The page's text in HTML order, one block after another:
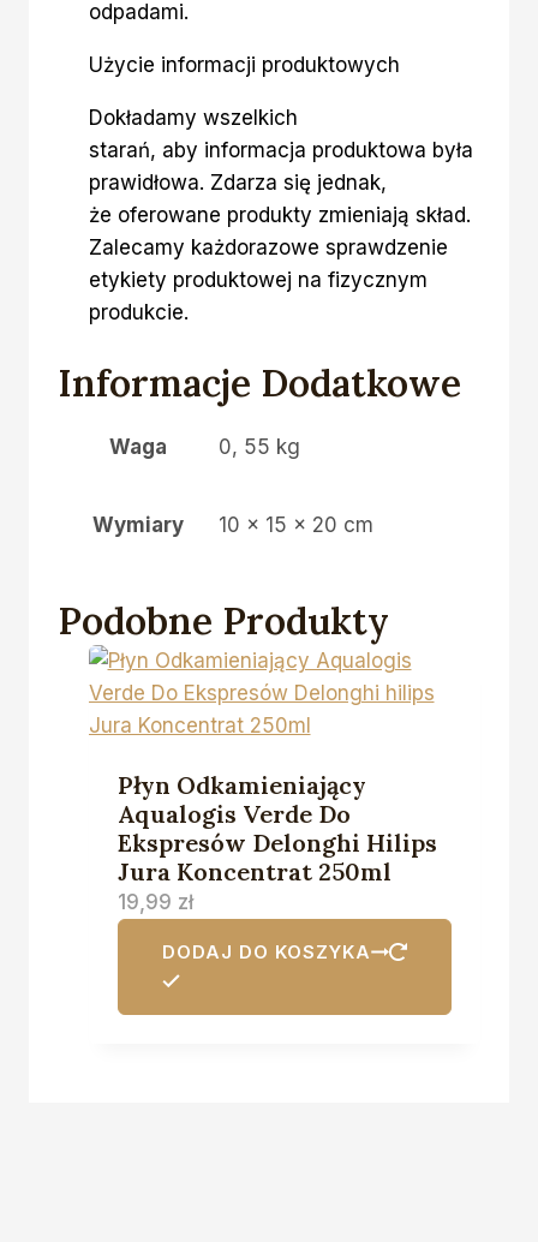
odpadami.
Użycie informacji produktowych
Dokładamy wszelkich
starań, aby informacja produktowa była
prawidłowa. Zdarza się jednak,
że oferowane produkty zmieniają skład.
Zalecamy każdorazowe sprawdzenie
etykiety produktowej na fizycznym
produkcie.
Informacje Dodatkowe
Waga 0, 55 kg
Wymiary 10 × 15 × 20 cm
Podobne Produkty
Płyn Odkamieniający
Aqualogis Verde Do
Ekspresów Delonghi Hilips
Jura Koncentrat 250ml
19,99 zł
DODAJ DO KOSZYKA